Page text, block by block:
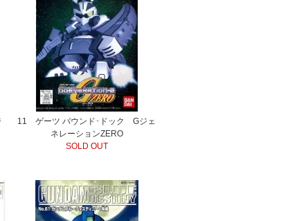
11 ゲーツ バウンド･ドック Gジェ
ネレーションZERO
SOLD OUT